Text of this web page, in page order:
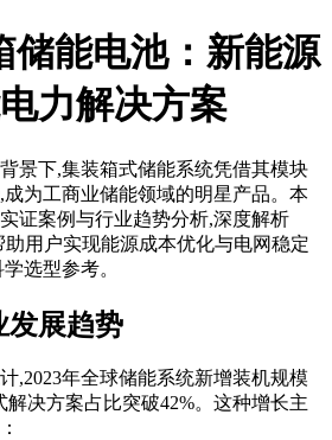
储能电池：新能源
力解决方案
景下,集装箱式储能系统凭借其模块
为工商业储能领域的明星产品。本
证案例与行业趋势分析,深度解析
用户实现能源成本优化与电网稳定
选型参考。
发展趋势
,2023年全球储能系统新增装机规模
解决方案占比突破42%。这种增长主